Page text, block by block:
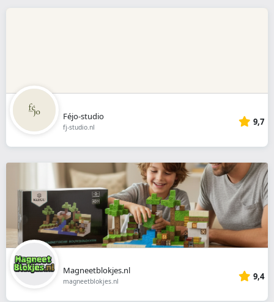
Féjo-studio
fj-studio.nl 9,7
Magneetblokjes.nl
magneetblokjes.nl 9,4